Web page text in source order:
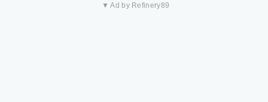
▼ Ad by Refinery89